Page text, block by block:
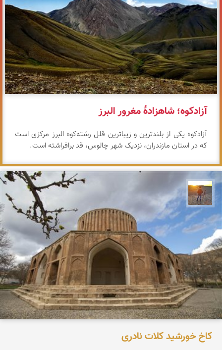
آزادکوه؛ شاهزادهٔ مغرور البرز
آزادکوه یکی از بلندترین و زیباترین قلل رشته‌کوه البرز مرکزی است
که در استان مازندران، نزدیک شهر چالوس، قد برافراشته است.
مهدی مخلصیان
کاخ خورشید کلات نادری